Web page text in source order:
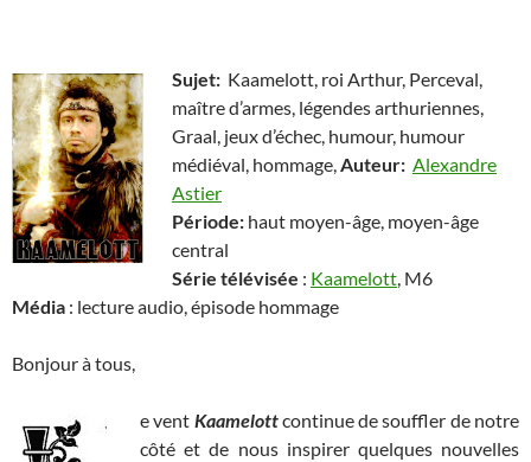
Sujet: Kaamelott, roi Arthur, Perceval,
maître d’armes, légendes arthuriennes,
Graal, jeux d’échec, humour, humour
médiéval, hommage,Auteur: Alexandre
Astier
Période: haut moyen-âge, moyen-âge
central
Série télévisée : Kaamelott, M6
Média : lecture audio, épisode hommage
Bonjour à tous,
e vent Kaamelottcontinue de souffler de notre
côté et de nous inspirer quelques nouvelles